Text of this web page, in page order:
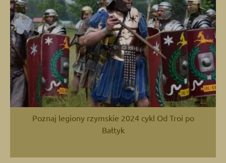
Poznaj legiony rzymskie 2024 cykl Od Troi po
Bałtyk